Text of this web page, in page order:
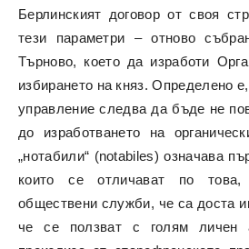
Берлинският договор от своя
тези параметри – отново
Търново, което да изработи
избирането на княз. Определено
управление следва да бъде не
до изработването на
„нотабили“ (notabiles) означава
които се отличават по
обществени служби, че са доста
че се ползват с голям личен